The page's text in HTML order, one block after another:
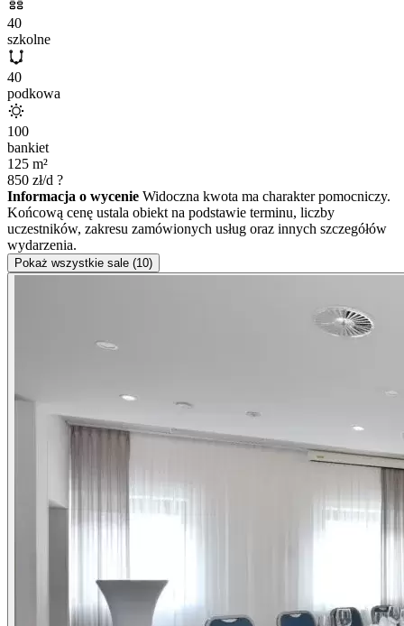
40
szkolne
40
podkowa
100
bankiet
125 m²
850 zł/d ?
Informacja o wycenie Widoczna kwota ma charakter pomocniczy.
Końcową cenę ustala obiekt na podstawie terminu, liczby
uczestników, zakresu zamówionych usług oraz innych szczegółów
wydarzenia.
Pokaż wszystkie sale (10)